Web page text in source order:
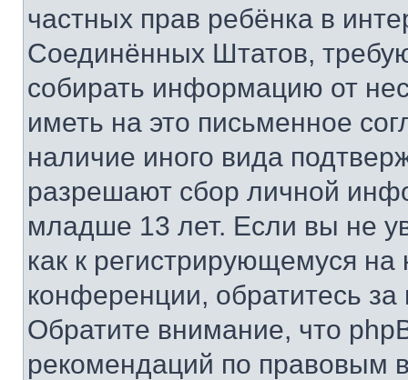
частных прав ребёнка в
Соединённых Штатов,
собирать информацию от
иметь на это письменное
наличие иного вида
разрешают сбор личной
младше 13 лет. Если вы не
как к регистрирующемуся
конференции, обратитесь
Обратите внимание, что
рекомендаций по правовым